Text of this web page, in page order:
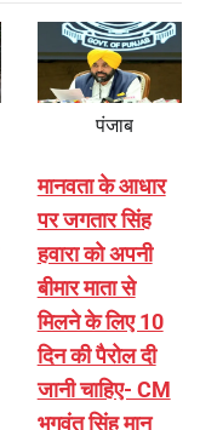
पंजाब
मानवता के आधार
पर जगतार सिंह
हवारा को अपनी
बीमार माता से
मिलने के लिए 10
दिन की पैरोल दी
जानी चाहिए- CM
भगवंत सिंह मान